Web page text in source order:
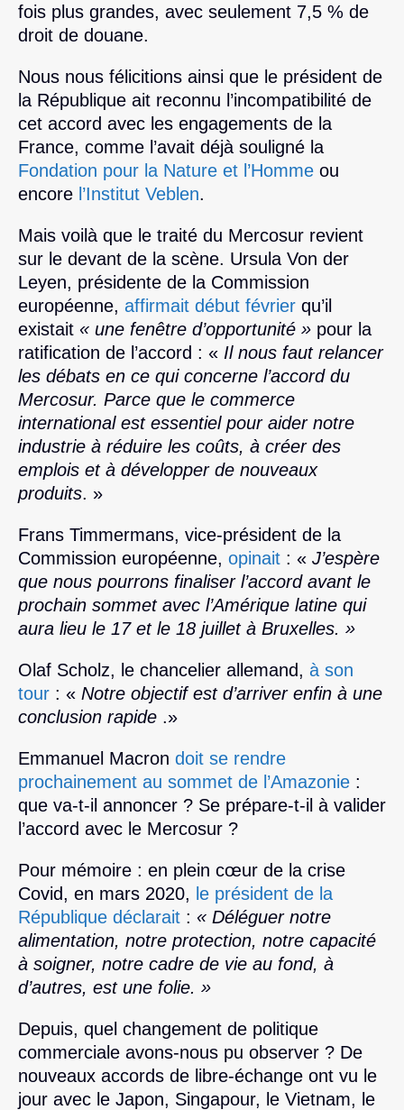
fois plus grandes, avec seulement 7,5 % de
droit de douane.
Nous nous félicitions ainsi que le président de
la République ait reconnu l’incompatibilité de
cet accord avec les engagements de la
France, comme l’avait déjà souligné la
Fondation pour la Nature et l’Homme ou
encore l’Institut Veblen.
Mais voilà que le traité du Mercosur revient
sur le devant de la scène. Ursula Von der
Leyen, présidente de la Commission
européenne, affirmait début février qu’il
existait « une fenêtre d’opportunité » pour la
ratification de l’accord : « Il nous faut relancer
les débats en ce qui concerne l’accord du
Mercosur. Parce que le commerce
international est essentiel pour aider notre
industrie à réduire les coûts, à créer des
emplois et à développer de nouveaux
produits. »
Frans Timmermans, vice-président de la
Commission européenne, opinait : « J’espère
que nous pourrons finaliser l’accord avant le
prochain sommet avec l’Amérique latine qui
aura lieu le 17 et le 18 juillet à Bruxelles. »
Olaf Scholz, le chancelier allemand, à son
tour : « Notre objectif est d’arriver enfin à une
conclusion rapide .»
Emmanuel Macron doit se rendre
prochainement au sommet de l’Amazonie :
que va-t-il annoncer ? Se prépare-t-il à valider
l’accord avec le Mercosur ?
Pour mémoire : en plein cœur de la crise
Covid, en mars 2020, le président de la
République déclarait : « Déléguer notre
alimentation, notre protection, notre capacité
à soigner, notre cadre de vie au fond, à
d’autres, est une folie. »
Depuis, quel changement de politique
commerciale avons-nous pu observer ? De
nouveaux accords de libre-échange ont vu le
jour avec le Japon, Singapour, le Vietnam, le